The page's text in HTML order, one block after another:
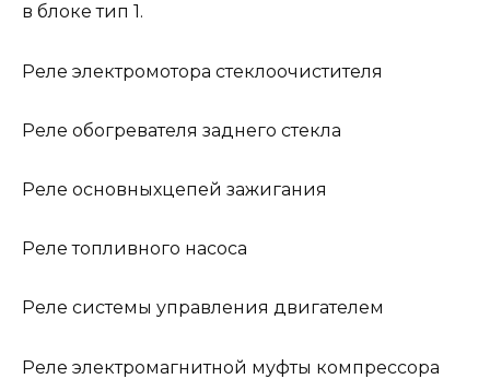
в блоке тип 1.
Реле электромотора стеклоочистителя
Реле обогревателя заднего стекла
Реле основныхцепей зажигания
Реле топливного насоса
Реле системы управления двигателем
Реле электромагнитной муфты компрессора